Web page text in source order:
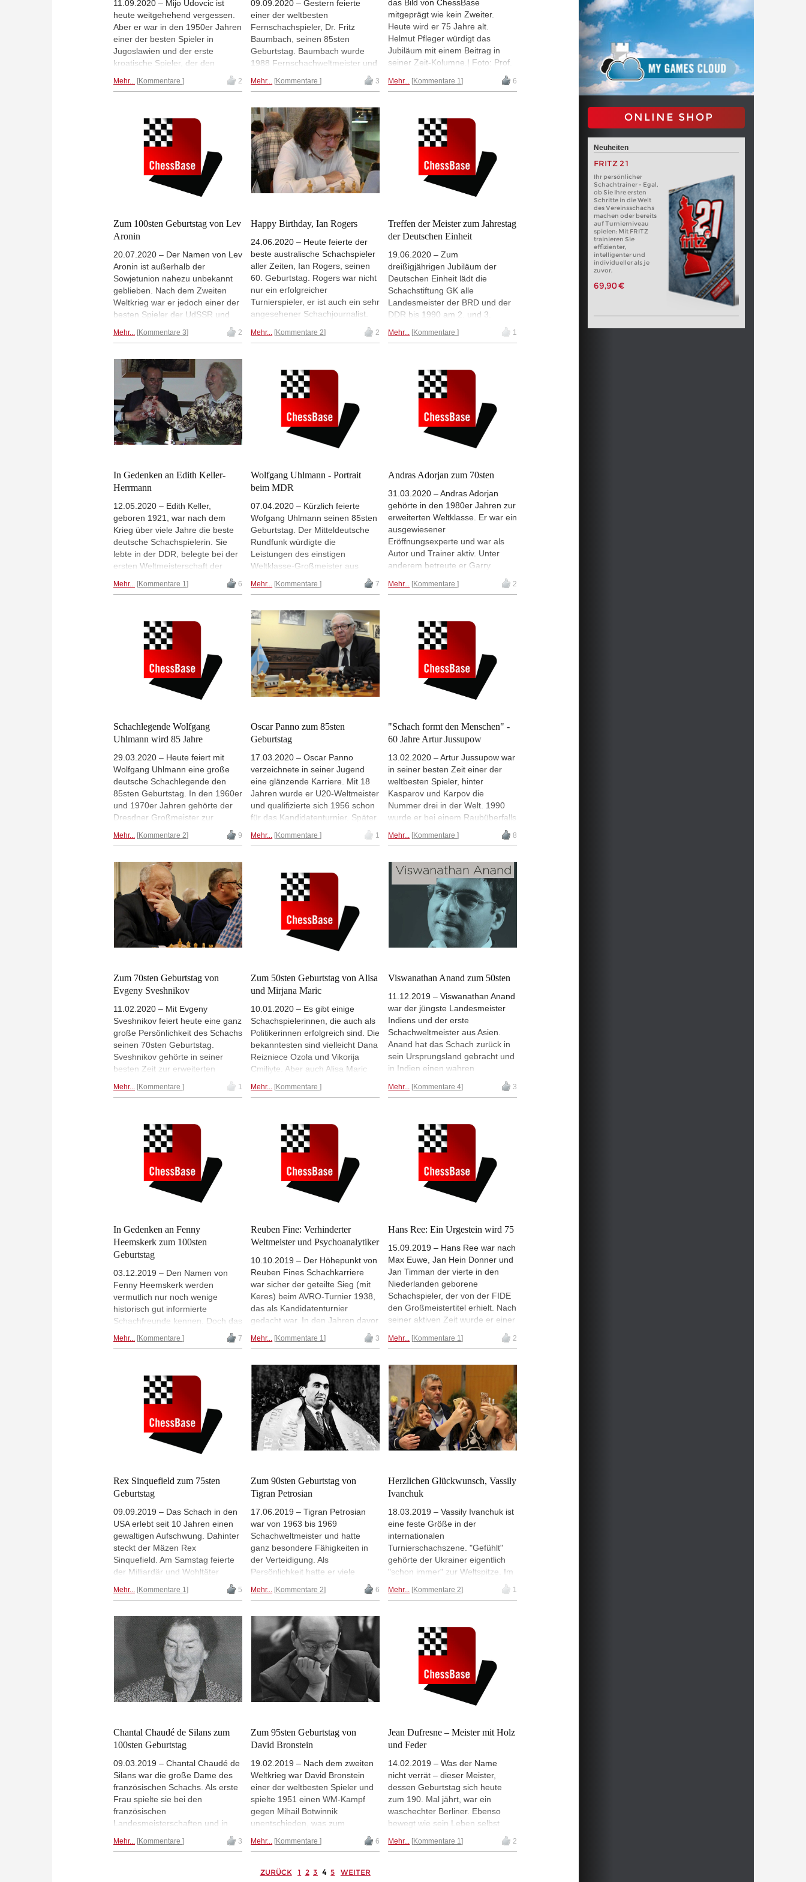
11.09.2020 – Mijo Udovcic ist
heute weitgehehend vergessen.
Aber er war in den 1950er Jahren
einer der besten Spieler in
Jugoslawien und der erste
kroatische Spieler, der den
Großmeistertitel erhielt. 1970, am
Ende seiner Karriere, spielte er
Bobby Fischer. Heute jährt sich
Udovcics Geburtstag zum
100sten Mal
Mehr... Kommentare 2
09.09.2020 – Gestern feierte
einer der weltbesten
Fernschachspieler, Dr. Fritz
Baumbach, seinen 85sten
Geburtstag. Baumbach wurde
1988 Fernschachweltmeister und
gewann mit der DDR-Mannschaft
noch eine Medaille, als es die
Foto: Frank Hoppe/ Schachbund
Mehr... Kommentare 3
das Bild von ChessBase
mitgeprägt wie kein Zweiter.
Heute wird er 75 Jahre alt.
Helmut Pfleger würdigt das
Jubiläum mit einem Beitrag in
seiner Zeit-Kolumne.| Foto: Prof.
Ken Rogoff, Frederic Friedel, Dr.
Helmut Pfleger
Mehr... Kommentare 1 6
Zum 100sten Geburtstag von Lev
Aronin
20.07.2020 – Der Namen von Lev
Aronin ist außerhalb der
Sowjetunion nahezu unbekannt
geblieben. Nach dem Zweiten
Weltkrieg war er jedoch einer der
besten Spieler der UdSSR und
Da er nie im Ausland spielen
Großmeister. Am 20. Juli jährt
sich sein Geburtstag zum
100sten Mal.
Mehr... Kommentare 3 2
Happy Birthday, Ian Rogers
24.06.2020 – Heute feierte der
beste australische Schachspieler
aller Zeiten, Ian Rogers, seinen
60. Geburtstag. Rogers war nicht
nur ein erfolgreicher
Turnierspieler, er ist auch ein sehr
angesehener Schachjournalist.
Mehr... Kommentare 2 2
Treffen der Meister zum Jahrestag
der Deutschen Einheit
19.06.2020 – Zum
dreißigjährigen Jubiläum der
Deutschen Einheit lädt die
Schachstiftung GK alle
Landesmeister der BRD und der
DDR bis 1990 am 2. und 3.
Oktober zu einem Treffen und zu
einem Schnellschachturnier nach
Rahmenprogramm, u.a. mit
Elisabeth Pähtz.
Mehr... Kommentare 1
In Gedenken an Edith Keller-
Herrmann
12.05.2020 – Edith Keller,
geboren 1921, war nach dem
Krieg über viele Jahre die beste
deutsche Schachspielerin. Sie
lebte in der DDR, belegte bei der
ersten Weltmeisterschaft der
fünften Platz und gewann zehn
zehnten Mal. | Foto: Andreas
Saremba
Mehr... Kommentare 1 6
Wolfgang Uhlmann - Portrait
beim MDR
07.04.2020 – Kürzlich feierte
Wofgang Uhlmann seinen 85sten
Geburtstag. Der Mitteldeutsche
Rundfunk würdigte die
Leistungen des einstigen
Weltklasse-Großmeister aus
Filmbeitrag.
Mehr... Kommentare 7
Andras Adorjan zum 70sten
31.03.2020 – Andras Adorjan
gehörte in den 1980er Jahren zur
erweiterten Weltklasse. Er war ein
ausgewiesener
Eröffnungsexperte und war als
Autor und Trainer aktiv. Unter
anderem betreute er Garry
Kasparov und Peter Leko. Heute
feiert der Ungar seinen 70sten
Mehr... Kommentare 2
Schachlegende Wolfgang
Uhlmann wird 85 Jahre
29.03.2020 – Heute feiert mit
Wolfgang Uhlmann eine große
deutsche Schachlegende den
85sten Geburtstag. In den 1960er
und 1970er Jahren gehörte der
Dresdner Großmeister zur
Interview mit Dagobert Kohlmeyer
Profi zu seiner Zeit alles erleben
konnte. | Fotos: Dagobert
Kohlmeyer
Mehr... Kommentare 2 9
Oscar Panno zum 85sten
Geburtstag
17.03.2020 – Oscar Panno
verzeichnete in seiner Jugend
eine glänzende Karriere. Mit 18
Jahren wurde er U20-Weltmeister
und qualifizierte sich 1956 schon
für das Kandidatenturnier. Später
Studium. Nach einer Pause
zurück. Heute feiert er seinen 85.
Geburtstag. | Foto: Carlos Illardo
Mehr... Kommentare 1
"Schach formt den Menschen" -
60 Jahre Artur Jussupow
13.02.2020 – Artur Jussupow war
in seiner besten Zeit einer der
weltbesten Spieler, hinter
Kasparov und Karpov die
Nummer drei in der Welt. 1990
wurde er bei einem Raubüberfalls
in Russland verletzte, verließ das
Land und fand in Deutschland
Kohlmeyer sprach mit dem
Jubilar.
Mehr... Kommentare 8
Zum 70sten Geburtstag von
Evgeny Sveshnikov
11.02.2020 – Mit Evgeny
Sveshnikov feiert heute eine ganz
große Persönlichkeit des Schachs
seinen 70sten Geburtstag.
Sveshnikov gehörte in seiner
besten Zeit zur erweiterten
einer vergessene Eröffnung
Thorsten Cmiel
Mehr... Kommentare 1
Zum 50sten Geburtstag von Alisa
und Mirjana Maric
10.01.2020 – Es gibt einige
Schachspielerinnen, die auch als
Politikerinnen erfolgreich sind. Die
bekanntesten sind vielleicht Dana
Reizniece Ozola und Vikorija
Cmiliyte. Aber auch Alisa Maric
Amt. Sie war von 2012-2013 ein
mit ihrer 20-Minuten jüngeren
Zwillingsschwester Mirjana feiert
die einstige Weltklassespielerin
heute ihren 50sten Geburtstag. |
Fotoquelle: Rochade
Kuppenheim
Mehr... Kommentare
Viswanathan Anand zum 50sten
11.12.2019 – Viswanathan Anand
war der jüngste Landesmeister
Indiens und der erste
Schachweltmeister aus Asien.
Anand hat das Schach zurück in
sein Ursprungsland gebracht und
in Indien einen wahren
Schachboom ausgelöst. Später
einmal werden sie ihm sicher
Heute wird "Vishy" 50 Jahre alt.
Die Schachwelt applaudiert. |
Fotos: ChessBase Archiv
Mehr... Kommentare 4 3
In Gedenken an Fenny
Heemskerk zum 100sten
Geburtstag
03.12.2019 – Den Namen von
Fenny Heemskerk werden
vermutlich nur noch wenige
historisch gut informierte
Schachfreunde kennen. Doch das
ist ungerecht. Fenny Heemskerk
war nämlich über Jahrzehnte die
zudem zur Weltspitze im
Frauenschach. Fast wäre sie
1952 Herausforderin der
Weltmeisterin geworden. | Fotos:
Dutch National Archive
Mehr... Kommentare 7
Reuben Fine: Verhinderter
Weltmeister und Psychoanalytiker
10.10.2019 – Der Höhepunkt von
Reuben Fines Schachkarriere
war sicher der geteilte Sieg (mit
Keres) beim AVRO-Turnier 1938,
das als Kandidatenturnier
gedacht war. In den Jahren davor
beeindruckende Serie von
Zweite Weltkrieg verhinderte
einen WM-Kampf gegen Aljechin.
Heute jährt sich Fines Geburtstag
zum 105ten Mal. | Foto:
Tartakower, Keres, Fine, Euwe,
1936
Mehr... Kommentare 1 3
Hans Ree: Ein Urgestein wird 75
15.09.2019 – Hans Ree war nach
Max Euwe, Jan Hein Donner und
Jan Timman der vierte in den
Niederlanden geborene
Schachspieler, der von der FIDE
den Großmeistertitel erhielt. Nach
seiner aktiven Zeit wurde er einer
Schachpublizisten. Heute feiert
Geburtstag. | Foto: Dutch
National Archive
Mehr... Kommentare 1 2
Rex Sinquefield zum 75sten
Geburtstag
09.09.2019 – Das Schach in den
USA erlebt seit 10 Jahren einen
gewaltigen Aufschwung. Dahinter
steckt der Mäzen Rex
Sinquefield. Am Samstag feierte
der Milliardär und Wohltäter
seinen 75sten Geburtstag. | Foto:
Lennart Ootes
Mehr... Kommentare 1 5
Zum 90sten Geburtstag von
Tigran Petrosian
17.06.2019 – Tigran Petrosian
war von 1963 bis 1969
Schachweltmeister und hatte
ganz besondere Fähigkeiten in
der Verteidigung. Als
Persönlichkeit hatte er viele
sich sein Geburtstag zum 90sten
Mehr... Kommentare 2 6
Herzlichen Glückwunsch, Vassily
Ivanchuk
18.03.2019 – Vassily Ivanchuk ist
eine feste Größe in der
internationalen
Turnierschachszene. "Gefühlt"
gehörte der Ukrainer eigentlich
"schon immer" zur Weltspitze. Im
Juli 1991, also vor fast 30 Jahren
war der Ukrainer mit 2735 schon
50sten Geburtstag. Wir
gratulieren! | Foto: Nugzar
Kereselidze
Mehr... Kommentare 2 1
Chantal Chaudé de Silans zum
100sten Geburtstag
09.03.2019 – Chantal Chaudé de
Silans war die große Dame des
französischen Schachs. Als erste
Frau spielte sie bei den
französischen
Landesmeisterschaften und in
der Nationalmannschaft mit. Sie
nahm an
Mehr... Kommentare 3
Zum 95sten Geburtstag von
David Bronstein
19.02.2019 – Nach dem zweiten
Weltkrieg war David Bronstein
einer der weltbesten Spieler und
spielte 1951 einen WM-Kampf
gegen Mihail Botwinnik
unentschieden, was zum
Der geistreiche Taktiker hat das
Kombinationen bereichert. Heute
Mehr... Kommentare 6
Jean Dufresne – Meister mit Holz
und Feder
14.02.2019 – Was der Name
nicht verrät – dieser Meister,
dessen Geburtstag sich heute
zum 190. Mal jährt, war ein
waschechter Berliner. Ebenso
bewegt wie sein Leben selbst
verlief auch die Schachkarriere
von Jean Dufresne. Ein Beitrag
Mehr... Kommentare 1 2
ZURÜCK 1 2 3 4 5 WEITER
ONLINE SHOP
Neuheiten
FRITZ 21
Ihr persönlicher
Schachtrainer - Egal,
ob Sie Ihre ersten
Schritte in die Welt
des Vereinsschachs
machen oder bereits
auf Turnierniveau
spielen: Mit FRITZ
trainieren Sie
effizienter,
intelligenter und
individueller als je
zuvor.
69,90 €